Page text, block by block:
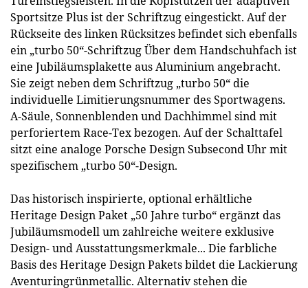
Sportsitze Plus ist der Schriftzug eingestickt. Auf der
Rückseite des linken Rücksitzes befindet sich ebenfalls
ein „turbo 50“-Schriftzug Über dem Handschuhfach ist
eine Jubiläumsplakette aus Aluminium angebracht.
Sie zeigt neben dem Schriftzug „turbo 50“ die
individuelle Limitierungsnummer des Sportwagens.
A-Säule, Sonnenblenden und Dachhimmel sind mit
perforiertem Race-Tex bezogen. Auf der Schalttafel
sitzt eine analoge Porsche Design Subsecond Uhr mit
spezifischem „turbo 50“-Design.
Das historisch inspirierte, optional erhältliche
Heritage Design Paket „50 Jahre turbo“ ergänzt das
Jubiläumsmodell um zahlreiche weitere exklusive
Design- und Ausstattungsmerkmale... Die farbliche
Basis des Heritage Design Pakets bildet die Lackierung
Aventuringrünmetallic. Alternativ stehen die